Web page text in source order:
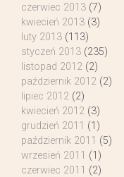
czerwiec 2013 (7)
kwiecień 2013 (3)
luty 2013 (113)
styczeń 2013 (235)
listopad 2012 (2)
październik 2012 (2)
lipiec 2012 (2)
kwiecień 2012 (3)
grudzień 2011 (1)
październik 2011 (5)
wrzesień 2011 (1)
czerwiec 2011 (2)